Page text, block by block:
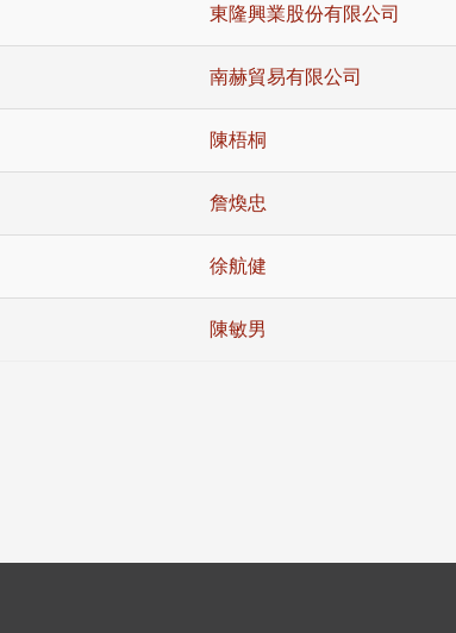
東隆興業股份有限公司
南赫貿易有限公司
陳梧桐
詹煥忠
徐航健
陳敏男